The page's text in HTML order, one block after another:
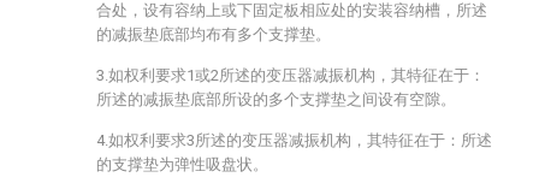
合处，设有容纳上或下固定板相应处的安装容纳槽，所述
的减振垫底部均布有多个支撑垫。
3.如权利要求1或2所述的变压器减振机构，其特征在于：
所述的减振垫底部所设的多个支撑垫之间设有空隙。
4.如权利要求3所述的变压器减振机构，其特征在于：所述
的支撑垫为弹性吸盘状。